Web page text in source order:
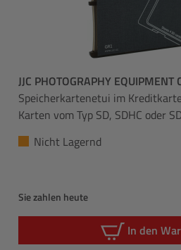
JJC PHOTOGRAPHY EQUIPMENT
Speicherkartenetui im
Karten vom Typ SD, SDHC oder
Nicht Lagernd
Sie zahlen heute
In den